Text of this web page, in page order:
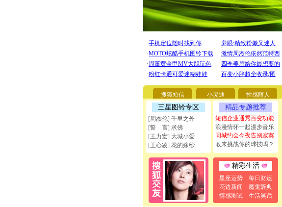
搜狐短信 小灵通 性感丽人
三星图铃专区
[周杰伦] 千里之外
[誓 言] 求佛
[王力宏] 大城小爱
[王心凌] 花的嫁纱
精品专题推荐
短信企业通秀百变功能
浪漫情怀一起漫步音乐
同城约会今夜告别寂寞
敢来挑战你的球技吗？
精彩生活
星座运势
每日财运
花边新闻
魔鬼辞典
情感测试
生活笑话